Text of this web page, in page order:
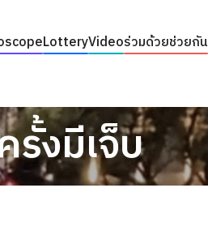
LotteryVideoร่วมด้วยช่วยกัน
งมีเจ็บ